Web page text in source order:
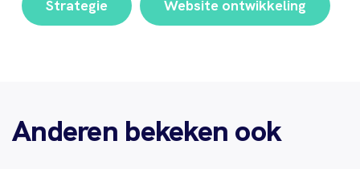
Strategie Website ontwikkeling
Anderen bekeken ook